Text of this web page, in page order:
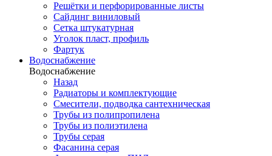
Решётки и перфорированные листы
Сайдинг виниловый
Сетка штукатурная
Уголок пласт, профиль
Фартук
Водоснабжение
Водоснабжение
Назад
Радиаторы и комплектующие
Смесители, подводка сантехническая
Трубы из полипропилена
Трубы из полиэтилена
Трубы серая
Фасанина серая